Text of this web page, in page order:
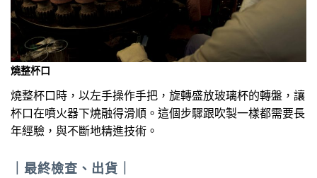
燒整杯口
燒整杯口時，以左手操作手把，旋轉盛放玻璃杯的轉盤，讓
杯口在噴火器下燒融得滑順。這個步驟跟吹製一樣都需要長
年經驗，與不斷地精進技術。
最終檢查、出貨